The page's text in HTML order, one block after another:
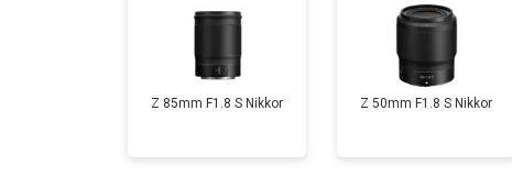
Z 85mm F1.8 S Nikkor Z 50mm F1.8 S Nikkor